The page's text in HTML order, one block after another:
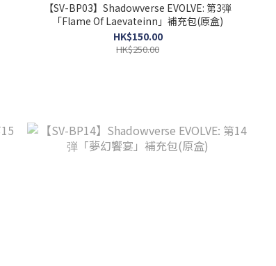
【SV-BP03】Shadowverse EVOLVE: 第3弾
「Flame Of Laevateinn」補充包(原盒)
HK$150.00
HK$250.00